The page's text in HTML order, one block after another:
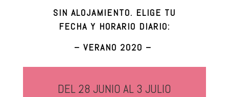
SIN ALOJAMIENTO. ELIGE TU
FECHA Y HORARIO DIARIO:
– VERANO 2020 –
DEL 28 JUNIO AL 3 JULIO